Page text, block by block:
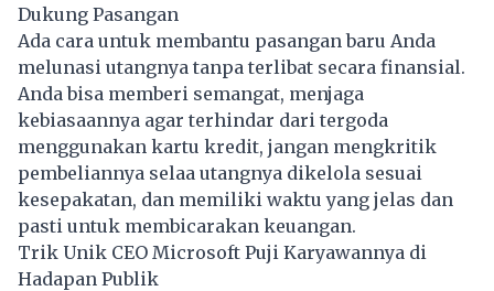
Dukung Pasangan
Ada cara untuk membantu pasangan baru Anda
melunasi utangnya tanpa terlibat secara finansial.
Anda bisa memberi semangat, menjaga
kebiasaannya agar terhindar dari tergoda
menggunakan kartu kredit, jangan mengkritik
pembeliannya selaa utangnya dikelola sesuai
kesepakatan, dan memiliki waktu yang jelas dan
pasti untuk membicarakan keuangan.
Trik Unik CEO Microsoft Puji Karyawannya di
Hadapan Publik